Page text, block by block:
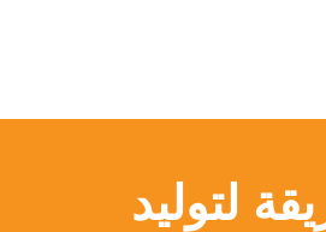
لتوليد